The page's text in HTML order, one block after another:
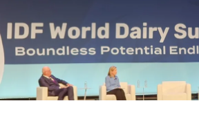
Marktinformatie
Thema’s & Over ZuivelNL